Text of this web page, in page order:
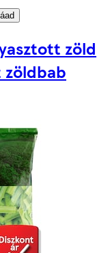
zöld